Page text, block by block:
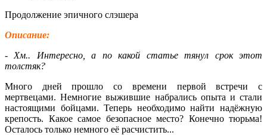
Продолжение эпичного слэшера
Описание:
- Хм.. Интересно, а по какой статье тянул срок этот
толстяк?
Много дней прошло со времени первой встречи с
мертвецами. Немногие выжившие набрались опыта и стали
настоящими бойцами. Теперь необходимо найти надёжную
крепость. Какое самое безопасное место? Конечно тюрьма!
Осталось только немного её расчистить...